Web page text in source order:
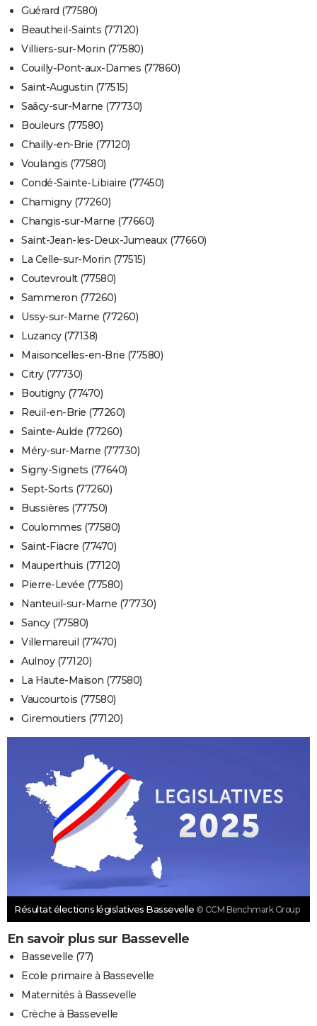
Guérard (77580)
Beautheil-Saints (77120)
Villiers-sur-Morin (77580)
Couilly-Pont-aux-Dames (77860)
Saint-Augustin (77515)
Saâcy-sur-Marne (77730)
Bouleurs (77580)
Chailly-en-Brie (77120)
Voulangis (77580)
Condé-Sainte-Libiaire (77450)
Chamigny (77260)
Changis-sur-Marne (77660)
Saint-Jean-les-Deux-Jumeaux (77660)
La Celle-sur-Morin (77515)
Coutevroult (77580)
Sammeron (77260)
Ussy-sur-Marne (77260)
Luzancy (77138)
Maisoncelles-en-Brie (77580)
Citry (77730)
Boutigny (77470)
Reuil-en-Brie (77260)
Sainte-Aulde (77260)
Méry-sur-Marne (77730)
Signy-Signets (77640)
Sept-Sorts (77260)
Bussières (77750)
Coulommes (77580)
Saint-Fiacre (77470)
Mauperthuis (77120)
Pierre-Levée (77580)
Nanteuil-sur-Marne (77730)
Sancy (77580)
Villemareuil (77470)
Aulnoy (77120)
La Haute-Maison (77580)
Vaucourtois (77580)
Giremoutiers (77120)
Résultat élections législatives Bassevelle © CCM Benchmark Group
En savoir plus sur Bassevelle
Bassevelle (77)
Ecole primaire à Bassevelle
Maternités à Bassevelle
Crèche à Bassevelle